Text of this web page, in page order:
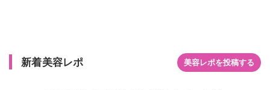
新着美容レポ 美容レポを投稿する